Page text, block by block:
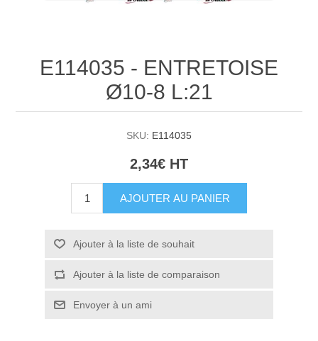
E114035 - ENTRETOISE
Ø10-8 L:21
SKU: E114035
2,34€ HT
AJOUTER AU PANIER
Ajouter à la liste de souhait
Ajouter à la liste de comparaison
Envoyer à un ami